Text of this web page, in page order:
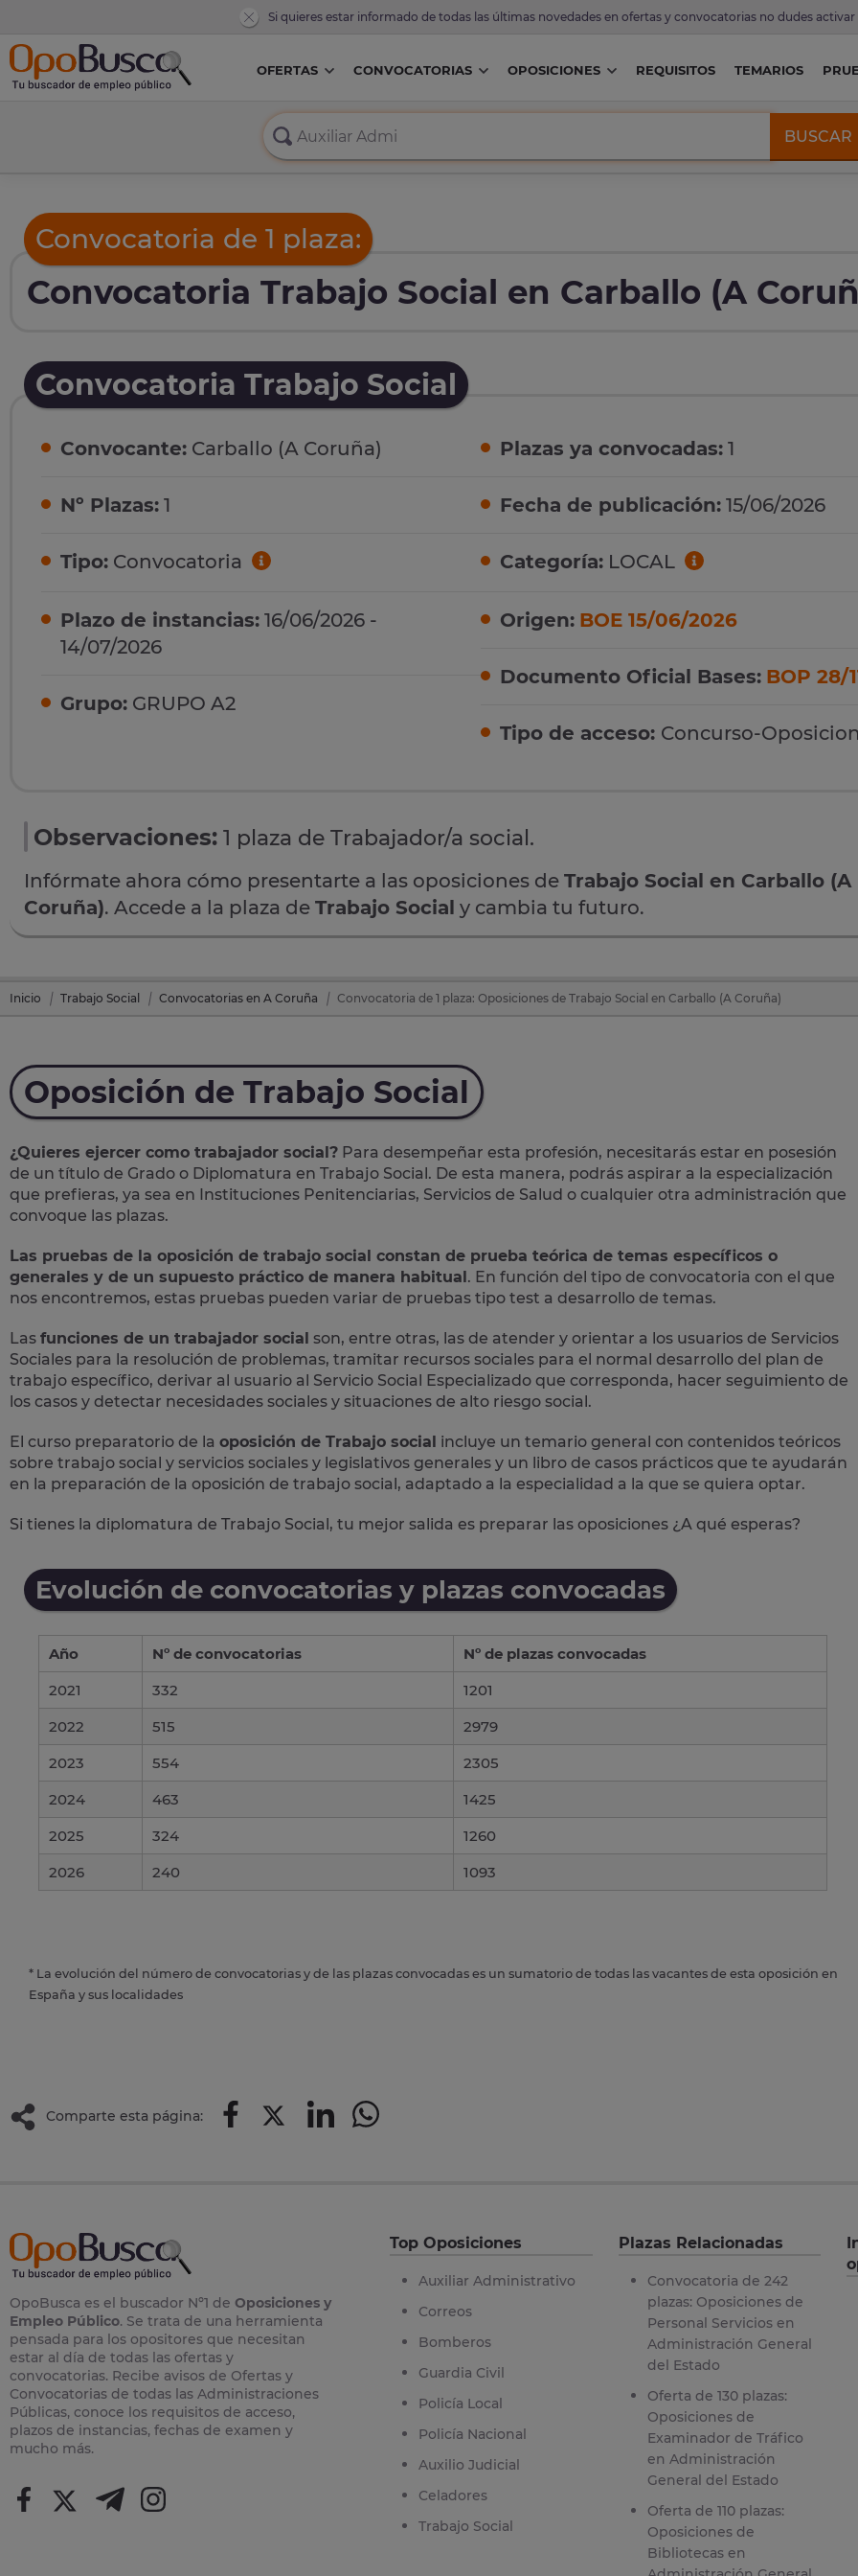
Si quieres estar informado de todas las últimas novedades en ofertas y convocatorias no dudes activar
OFERTAS CONVOCATORIAS OPOSICIONES REQUISITOS TEMARIOS
BUSCAR
Convocatoria de 1 plaza:
Convocatoria Trabajo Social en Carballo (A
Convocatoria Trabajo Social
Convocante: Carballo (A Coruña)
Nº Plazas: 1
Tipo: Convocatoria
Plazo de instancias: 16/06/2026 -
14/07/2026
Grupo: GRUPO A2
Plazas ya convocadas: 1
Fecha de publicación: 15/06/2026
Categoría: LOCAL
Origen: BOE 15/06/2026
Documento Oficial Bases: BOP 28/
Tipo de acceso: Concurso-Oposicion
Observaciones: 1 plaza de Trabajador/a social.
Infórmate ahora cómo presentarte a las oposiciones de Trabajo Social en Carballo (A
Coruña). Accede a la plaza de Trabajo Social y cambia tu futuro.
Inicio Trabajo Social Convocatorias en A Coruña Convocatoria de 1 plaza: Oposiciones de Trabajo Social en Carballo (A Coruña)
Oposición de Trabajo Social
¿Quieres ejercer como trabajador social? Para desempeñar esta profesión, necesitarás estar en posesión
de un título de Grado o Diplomatura en Trabajo Social. De esta manera, podrás aspirar a la especialización
que prefieras, ya sea en Instituciones Penitenciarias, Servicios de Salud o cualquier otra administración que
convoque las plazas.
Las pruebas de la oposición de trabajo social constan de prueba teórica de temas específicos o
generales y de un supuesto práctico de manera habitual. En función del tipo de convocatoria con el que
nos encontremos, estas pruebas pueden variar de pruebas tipo test a desarrollo de temas.
Las funciones de un trabajador social son, entre otras, las de atender y orientar a los usuarios de Servicios
Sociales para la resolución de problemas, tramitar recursos sociales para el normal desarrollo del plan de
trabajo específico, derivar al usuario al Servicio Social Especializado que corresponda, hacer seguimiento de
los casos y detectar necesidades sociales y situaciones de alto riesgo social.
El curso preparatorio de la oposición de Trabajo social incluye un temario general con contenidos teóricos
sobre trabajo social y servicios sociales y legislativos generales y un libro de casos prácticos que te ayudarán
en la preparación de la oposición de trabajo social, adaptado a la especialidad a la que se quiera optar.
Si tienes la diplomatura de Trabajo Social, tu mejor salida es preparar las oposiciones ¿A qué esperas?
Evolución de convocatorias y plazas convocadas
Año Nº de convocatorias
Nº de plazas convocadas
2021
332
1201
2022
515
2979
2023
554
2305
2024
463
1425
2025
324
1260
2026
240 1093
* La evolución del número de convocatorias y de las plazas convocadas es un sumatorio de todas las vacantes de esta oposición en
España y sus localidades
Comparte esta página:
OpoBusca es el buscador Nº1 de Oposiciones y
Empleo Público. Se trata de una herramienta
pensada para los opositores que necesitan
estar al día de todas las ofertas y
convocatorias. Recibe avisos de Ofertas y
Convocatorias de todas las Administraciones
Públicas, conoce los requisitos de acceso,
plazos de instancias, fechas de examen y
mucho más.
Top Oposiciones
Auxiliar Administrativo
Correos
Bomberos
Guardia Civil
Policía Local
Policía Nacional
Auxilio Judicial
Celadores
Trabajo Social
Plazas Relacionadas
Convocatoria de 242
plazas: Oposiciones de
Personal Servicios en
Administración General
del Estado
Oferta de 130 plazas:
Oposiciones de
Examinador de Tráfico
en Administración
General del Estado
Oferta de 110 plazas:
Oposiciones de
Bibliotecas en